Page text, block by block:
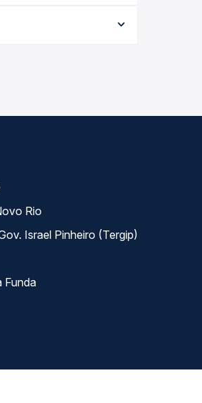
para o seu roteiro.
Rio
Israel Pinheiro (Tergip)
Funda